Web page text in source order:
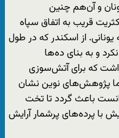
و آن‌هم چنین
قریب به اتفاق سپاه
یونانی. از اسکندر که در طول
و به بنای ده‌ها
داشت که برای آتش‌سوزی
پژوهش‌های نوین نشان
باعث گردد تا تخت
پرده‌های پرشمار آرایش